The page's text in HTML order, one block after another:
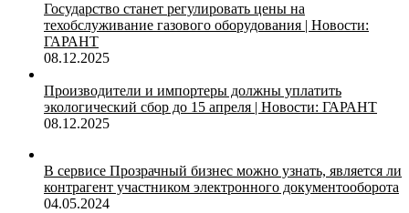
Государство станет регулировать цены на
техобслуживание газового оборудования | Новости:
ГАРАНТ
08.12.2025
Производители и импортеры должны уплатить
экологический сбор до 15 апреля | Новости: ГАРАНТ
08.12.2025
В сервисе Прозрачный бизнес можно узнать, является ли
контрагент участником электронного документооборота
04.05.2024